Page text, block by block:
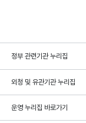
정부 관련기관 누리집
외청 및 유관기관 누리집
운영 누리집 바로가기